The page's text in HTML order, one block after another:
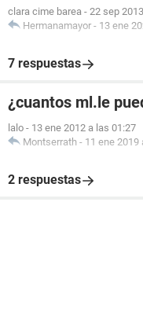
clara cime barea - 22 sep
Hermanamayor - 13 ene
7 respuestas
¿cuantos ml.le
lalo - 13 ene 2012 a las 01:27
Montserrath - 11 ene 2019
2 respuestas